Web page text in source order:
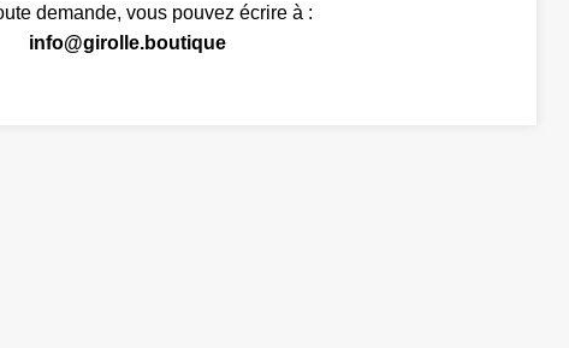
demande, vous pouvez écrire à :
info@girolle.boutique